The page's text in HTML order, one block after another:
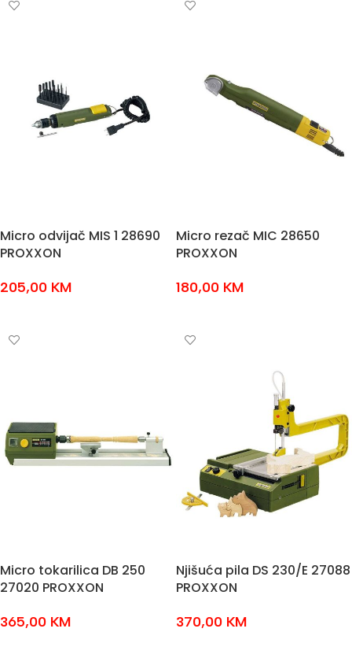
Micro odvijač MIS 1 28690
PROXXON
205,00 KM
Micro rezač MIC 28650
PROXXON
180,00 KM
Micro tokarilica DB 250
27020 PROXXON
365,00 KM
Njišuća pila DS 230/E 27088
PROXXON
370,00 KM